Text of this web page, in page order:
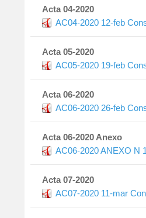
Acta 04-2020
AC04-2020 12-feb
Acta 05-2020
AC05-2020 19-feb
Acta 06-2020
AC06-2020 26-feb
Acta 06-2020 Anexo
AC06-2020 ANEXO N
Acta 07-2020
AC07-2020 11-mar